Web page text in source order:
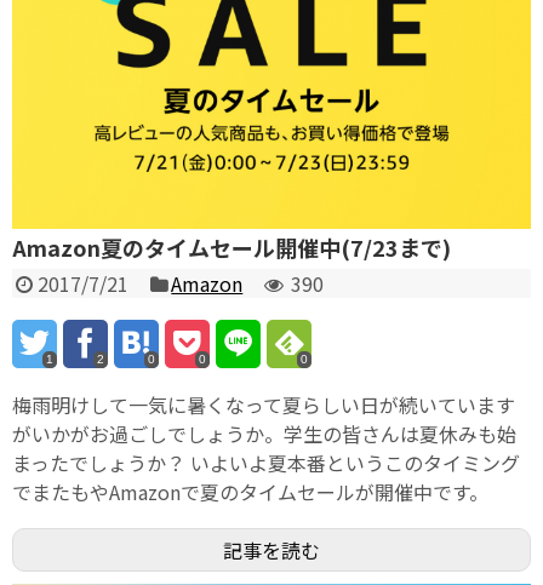
Amazon夏のタイムセール開催中(7/23まで)
2017/7/21 Amazon 390
1 2 0 0 0
梅雨明けして一気に暑くなって夏らしい日が続いています
がいかがお過ごしでしょうか。学生の皆さんは夏休みも始
まったでしょうか？ いよいよ夏本番というこのタイミング
でまたもやAmazonで夏のタイムセールが開催中です。
記事を読む